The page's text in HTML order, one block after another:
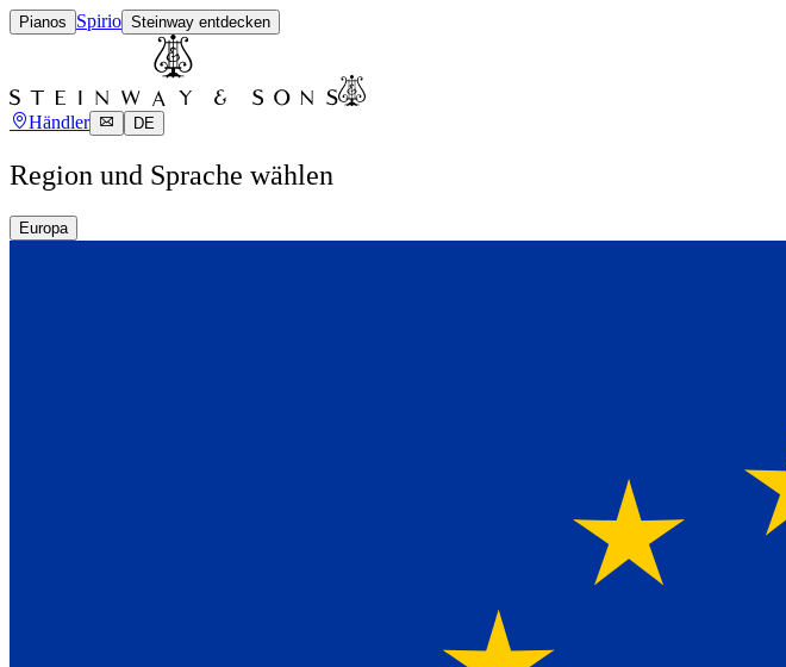
Pianos Spirio Steinway entdecken
Händler DE
Region und Sprache wählen
Europa